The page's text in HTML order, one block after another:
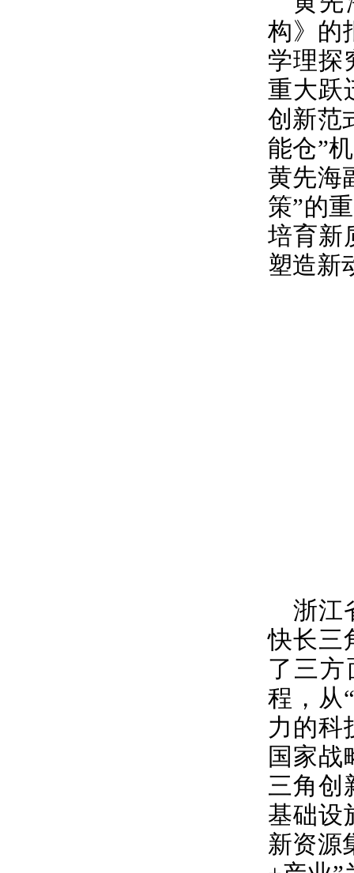
构》的
学理探
重大跃
创新范
能仓”
黄先海
策”的
培育新
塑造新
浙江
快长三
了三
程，从
力的科
国家战
三角创
基础设
新资源